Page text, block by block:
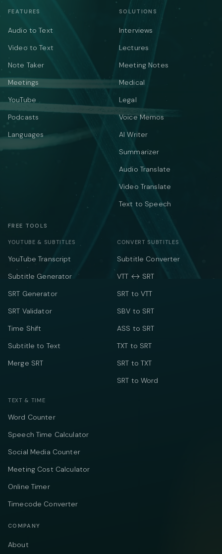
FEATURES
Audio to Text
Video to Text
Note Taker
Meetings
YouTube
Podcasts
Languages
SOLUTIONS
Interviews
Lectures
Meeting Notes
Medical
Legal
Voice Memos
AI Writer
Summarizer
Audio Translate
Video Translate
Text to Speech
FREE TOOLS
YOUTUBE & SUBTITLES
YouTube Transcript
Subtitle Generator
SRT Generator
SRT Validator
Time Shift
Subtitle to Text
Merge SRT
CONVERT SUBTITLES
Subtitle Converter
VTT ↔ SRT
SRT to VTT
SBV to SRT
ASS to SRT
TXT to SRT
SRT to TXT
SRT to Word
TEXT & TIME
Word Counter
Speech Time Calculator
Social Media Counter
Meeting Cost Calculator
Online Timer
Timecode Converter
COMPANY
About